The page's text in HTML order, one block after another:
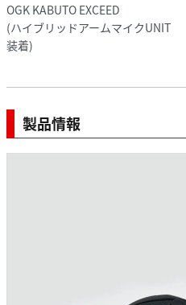
OGK KABUTO EXCEED
(ハイブリッドアームマイクUNIT
装着)
製品情報